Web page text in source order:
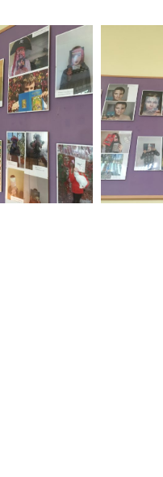
Kody Legimi na